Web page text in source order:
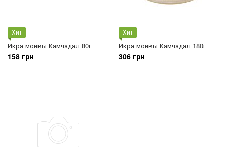
Хит
Икра мойвы Камчадал 80г
158 грн
Хит
Икра мойвы Камчадал 180г
306 грн